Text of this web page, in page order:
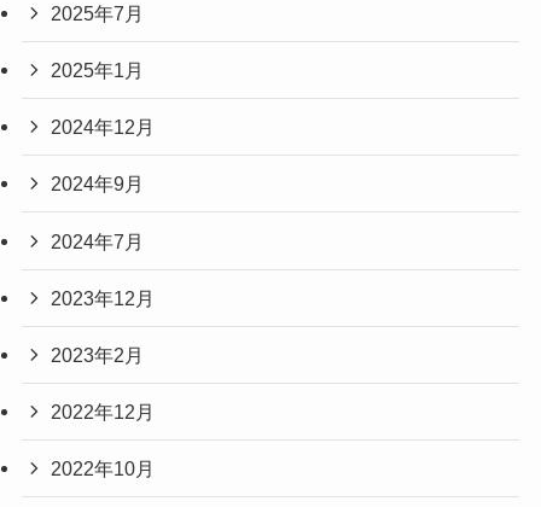
2025年7月
2025年1月
2024年12月
2024年9月
2024年7月
2023年12月
2023年2月
2022年12月
2022年10月